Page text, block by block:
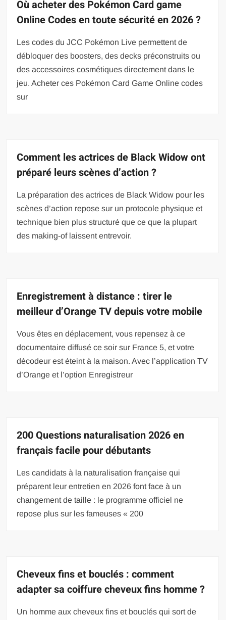
Où acheter des Pokémon Card game
Online Codes en toute sécurité en 2026 ?
Les codes du JCC Pokémon Live permettent de
débloquer des boosters, des decks préconstruits ou
des accessoires cosmétiques directement dans le
jeu. Acheter ces Pokémon Card Game Online codes
sur
Comment les actrices de Black Widow ont
préparé leurs scènes d’action ?
La préparation des actrices de Black Widow pour les
scènes d’action repose sur un protocole physique et
technique bien plus structuré que ce que la plupart
des making-of laissent entrevoir.
Enregistrement à distance : tirer le
meilleur d’Orange TV depuis votre mobile
Vous êtes en déplacement, vous repensez à ce
documentaire diffusé ce soir sur France 5, et votre
décodeur est éteint à la maison. Avec l’application TV
d’Orange et l’option Enregistreur
200 Questions naturalisation 2026 en
français facile pour débutants
Les candidats à la naturalisation française qui
préparent leur entretien en 2026 font face à un
changement de taille : le programme officiel ne
repose plus sur les fameuses « 200
Cheveux fins et bouclés : comment
adapter sa coiffure cheveux fins homme ?
Un homme aux cheveux fins et bouclés qui sort de